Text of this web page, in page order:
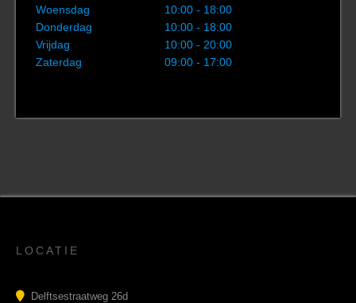
Woensdag
10:00 - 18:00
Donderdag
10:00 - 18:00
Vrijdag
10:00 - 20:00
Zaterdag
09:00 - 17:00
LOCATIE
Delftsestraatweg 26d